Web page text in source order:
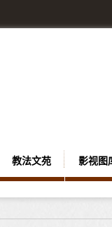
教法文苑 影视图